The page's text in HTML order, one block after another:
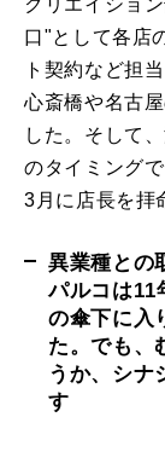
口"として各店
ト契約など担
心斎橋や名古
した。そして
のタイミング
3月に店長を拝
異業種との
パルコは11
の傘下に入
た。でも、
うか、シナ
す